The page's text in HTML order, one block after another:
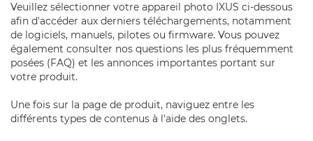
Veuillez sélectionner votre appareil photo IXUS ci-dessous
afin d'accéder aux derniers téléchargements, notamment
de logiciels, manuels, pilotes ou firmware. Vous pouvez
également consulter nos questions les plus fréquemment
posées (FAQ) et les annonces importantes portant sur
votre produit.
Une fois sur la page de produit, naviguez entre les
différents types de contenus à l'aide des onglets.